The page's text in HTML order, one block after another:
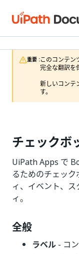
重要 :このコンテン
完全な翻訳を
新しいコンテ
す。
チェックボ
UiPath Apps で
るためのチェッ
ィ、イベント、
ィ。
全般
ラベル - コ